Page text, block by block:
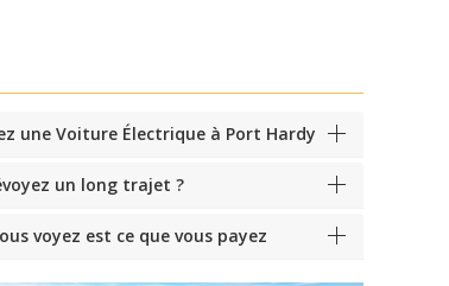
une Voiture Électrique à Port Hardy
un long trajet ?
voyez est ce que vous payez